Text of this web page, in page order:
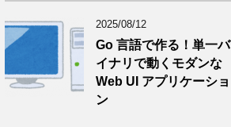
2025/08/12
Go 言語で作る！単一バ
イナリで動くモダンな
Web UI アプリケーショ
ン